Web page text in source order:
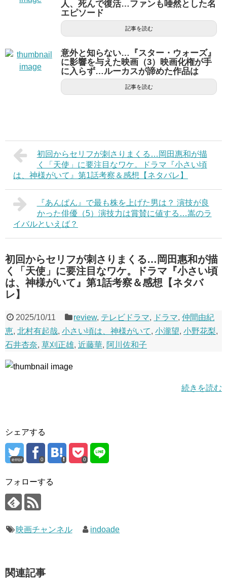
人、死んで復活…ファンも唖然とした名
エピソード
記事を読む
意外と知らない…『スター・ウォーズ』
に影響を与えた映画（3）映画化権が手
に入らず…ルーカスが諦めた作品は
記事を読む
初回からセリフが刺さりまくる…岡田惠和が描
く「天使」に要注目なワケ。ドラマ『小さい頃
は、神様がいて』第1話考察＆感想【ネタバレ】
『あんぱん』で最も株を上げた男は？ 演技が良
かった俳優（5）演技力は賞賛に値する…嵩のラ
イバルといえば？
初回からセリフが刺さりまくる…岡田惠和が描
く「天使」に要注目なワケ。ドラマ『小さい頃
は、神様がいて』第1話考察＆感想【ネタバ
レ】
2025/10/11 review, テレビドラマ, ドラマ,仲間由紀
恵, 北村有起哉, 小さい頃は、神様がいて, 小瀧望, 小野花梨,
石井杏奈, 草刈正雄, 近藤華, 阿川佐和子
続きを読む
シェアする
error 0 0
フォローする
映画チャンネル indoade
関連記事